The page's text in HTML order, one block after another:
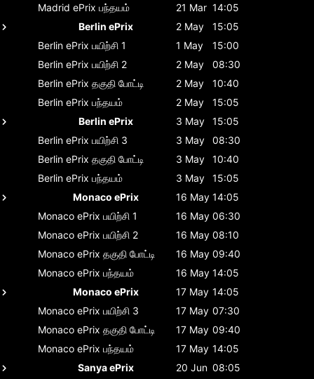
Madrid ePrix பந்தயம் 21 Mar 14:05
Berlin ePrix
2 May
15:05
Berlin ePrix பயிற்சி 1 1 May
15:00
Berlin ePrix பயிற்சி 2 2 May
08:30
Berlin ePrix தகுதி போட்டி 2 May
10:40
Berlin ePrix பந்தயம் 2 May
15:05
Berlin ePrix
3 May
15:05
Berlin ePrix பயிற்சி 3 3 May
08:30
Berlin ePrix தகுதி போட்டி 3 May
10:40
Berlin ePrix பந்தயம் 3 May
15:05
Monaco ePrix
16 May 14:05
Monaco ePrix பயிற்சி 1 16 May 06:30
Monaco ePrix பயிற்சி 2 16 May 08:10
Monaco ePrix தகுதி போட்டி 16 May 09:40
Monaco ePrix பந்தயம் 16 May 14:05
Monaco ePrix
17 May 14:05
Monaco ePrix பயிற்சி 3 17 May 07:30
Monaco ePrix தகுதி போட்டி 17 May 09:40
Monaco ePrix பந்தயம் 17 May 14:05
Sanya ePrix
20 Jun 08:05